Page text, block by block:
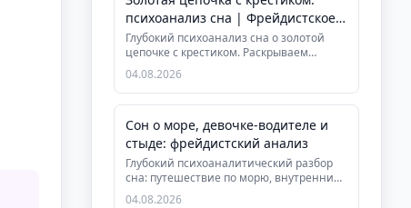
психоанализ сна | Фрейдистское
толкование
Глубокий психоанализ сна о золотой
цепочке с крестиком. Раскрываем
скрытые конфликты, символизм либи...
04.08.2026
Сон о море, девочке-водителе и
стыде: фрейдистский анализ
Глубокий психоаналитический разбор
сна: путешествие по морю, внутренний
ребёнок, символы сексуальнос...
04.08.2026